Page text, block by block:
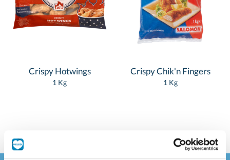
Crispy Hotwings
1 Kg
Crispy Chik'n Fingers
1 Kg